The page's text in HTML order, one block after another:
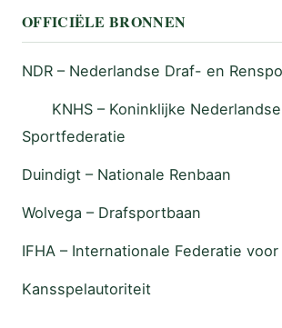
OFFICIËLE BRONNEN
NDR – Nederlandse Draf- en
KNHS – Koninklijke
Sportfederatie
Duindigt – Nationale Renbaan
Wolvega – Drafsportbaan
IFHA – Internationale Federatie
Kansspelautoriteit